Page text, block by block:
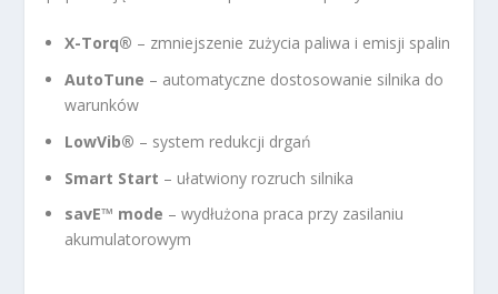
X-Torq® – zmniejszenie zużycia paliwa i emisji spalin
AutoTune – automatyczne dostosowanie silnika do
warunków
LowVib® – system redukcji drgań
Smart Start – ułatwiony rozruch silnika
savE™ mode – wydłużona praca przy zasilaniu
akumulatorowym